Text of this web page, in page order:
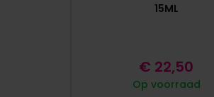
15ML
Op voorraad
€ 22,50